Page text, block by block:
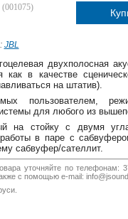
(001075)
JBL
двухполосная
как в качестве
на штатив).
пользователем,
для любого из
на стойку с двумя
в паре с
сабвуфер/сателлит.
уточняйте по телефонам:
с помощью e-mail: